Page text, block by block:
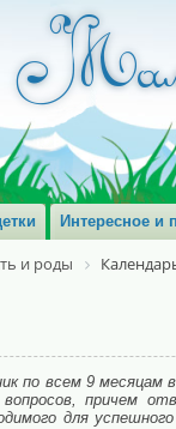
Интересное и
и роды
по всем 9 месяцам
причем
для